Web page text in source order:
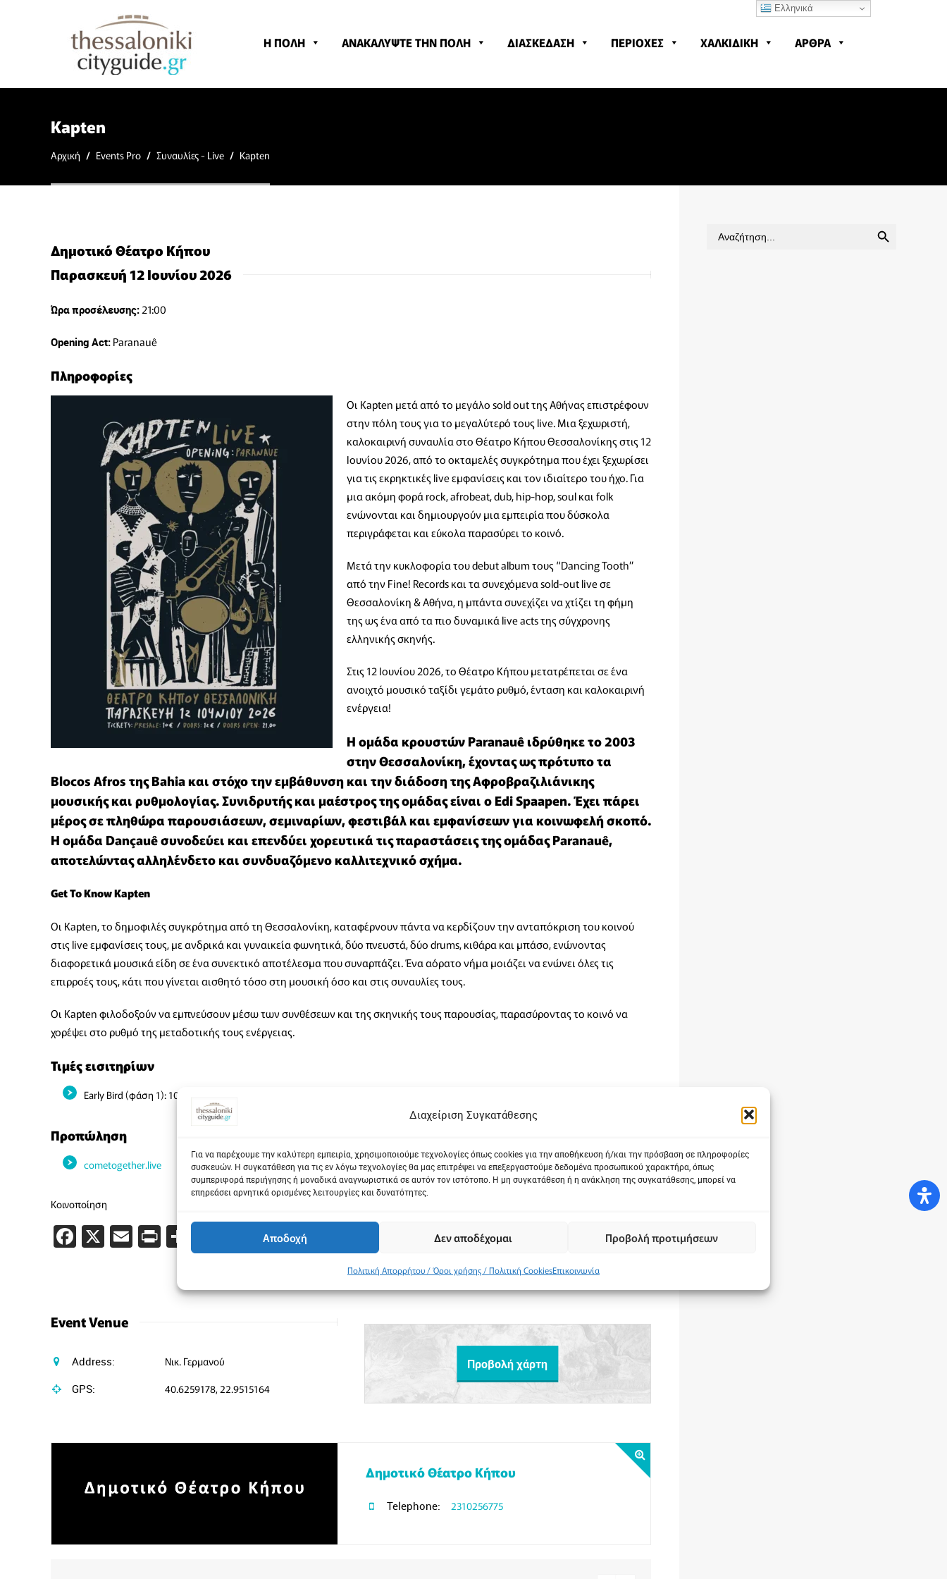
Διαχείριση Συγκατάθεσης
Για να παρέχουμε την καλύτερη εμπειρία, χρησιμοποιούμε τεχνολογίες όπως cookies για την αποθήκευση ή/και την πρόσβαση σε πληροφορίες
συσκευών. Η συγκατάθεση για τις εν λόγω τεχνολογίες θα μας επιτρέψει να επεξεργαστούμε δεδομένα προσωπικού χαρακτήρα, όπως
συμπεριφορά περιήγησης ή μοναδικά αναγνωριστικά σε αυτόν τον ιστότοπο. Η μη συγκατάθεση ή η ανάκληση της συγκατάθεσης, μπορεί να
επηρεάσει αρνητικά ορισμένες λειτουργίες και δυνατότητες.
Αποδοχή Δεν αποδέχομαι Προβολή προτιμήσεων
Πολιτική Απορρήτου / Όροι χρήσης / Πολιτική CookiesΕπικοινωνία
Η ΠΟΛΗ ΑΝΑΚΑΛΥΨΤΕ ΤΗΝ ΠΟΛΗ ΔΙΑΣΚΕΔΑΣΗ ΠΕΡΙΟΧΕΣ ΧΑΛΚΙΔΙΚΗ ΑΡΘΡΑ
Kapten
Αρχική / Events Pro / Συναυλίες - Live / Kapten
Δημοτικό Θέατρο Κήπου
Παρασκευή 12 Ιουνίου 2026
Ώρα προσέλευσης: 21:00
Opening Act: Paranauê
Πληροφορίες
Οι Kapten μετά από το μεγάλο sold out της Αθήνας επιστρέφουν
στην πόλη τους για το μεγαλύτερό τους live. Μια ξεχωριστή,
καλοκαιρινή συναυλία στο Θέατρο Κήπου Θεσσαλονίκης στις 12
Ιουνίου 2026, από το οκταμελές συγκρότημα που έχει ξεχωρίσει
για τις εκρηκτικές live εμφανίσεις και τον ιδιαίτερο του ήχο. Για
μια ακόμη φορά rock, afrobeat, dub, hip-hop, soul και folk
ενώνονται και δημιουργούν μια εμπειρία που δύσκολα
περιγράφεται και εύκολα παρασύρει το κοινό.
Μετά την κυκλοφορία του debut album τους “Dancing Tooth”
από την Fine! Records και τα συνεχόμενα sold-out live σε
Θεσσαλονίκη & Αθήνα, η μπάντα συνεχίζει να χτίζει τη φήμη
της ως ένα από τα πιο δυναμικά live acts της σύγχρονης
ελληνικής σκηνής.
Στις 12 Ιουνίου 2026, το Θέατρο Κήπου μετατρέπεται σε ένα
ανοιχτό μουσικό ταξίδι γεμάτο ρυθμό, ένταση και καλοκαιρινή
ενέργεια!
Η ομάδα κρουστών Paranauê ιδρύθηκε το 2003
στην Θεσσαλονίκη, έχοντας ως πρότυπο τα
Blocos Afros της Bahia και στόχο την εμβάθυνση και την διάδοση της Αφροβραζιλιάνικης
μουσικής και ρυθμολογίας. Συνιδρυτής και μαέστρος της ομάδας είναι ο Edi Spaapen. Έχει πάρει
μέρος σε πληθώρα παρουσιάσεων, σεμιναρίων, φεστιβάλ και εμφανίσεων για κοινωφελή σκοπό.
Η ομάδα Dançauê συνοδεύει και επενδύει χορευτικά τις παραστάσεις της ομάδας Paranauê,
αποτελώντας αλληλένδετο και συνδυαζόμενο καλλιτεχνικό σχήμα.
Get To Know Kapten
Οι Kapten, το δημοφιλές συγκρότημα από τη Θεσσαλονίκη, καταφέρνουν πάντα να κερδίζουν την ανταπόκριση του κοινού
στις live εμφανίσεις τους, με ανδρικά και γυναικεία φωνητικά, δύο πνευστά, δύο drums, κιθάρα και μπάσο, ενώνοντας
διαφορετικά μουσικά είδη σε ένα συνεκτικό αποτέλεσμα που συναρπάζει. Ένα αόρατο νήμα μοιάζει να ενώνει όλες τις
επιρροές τους, κάτι που γίνεται αισθητό τόσο στη μουσική όσο και στις συναυλίες τους.
Οι Kapten φιλοδοξούν να εμπνεύσουν μέσω των συνθέσεων και της σκηνικής τους παρουσίας, παρασύροντας το κοινό να
χορέψει στο ρυθμό της μεταδοτικής τους ενέργειας.
Τιμές εισιτηρίων
Early Bird (φάση 1): 10 €
Προπώληση
cometogether.live
Κοινοποίηση
Facebook
X EmailPrintFriendly
Μοιραστείτε
Event Venue
Address:
Νικ. Γερμανού
GPS:
40.6259178, 22.9515164
Προβολή χάρτη
Δημοτικό Θέατρο Κήπου
Telephone: 2310256775
for:
Ελληνικά